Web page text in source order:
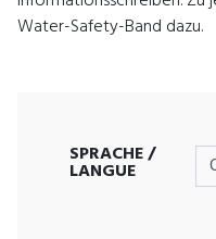
Water-Safety-Band dazu.
SPRACHE /
LANGUE